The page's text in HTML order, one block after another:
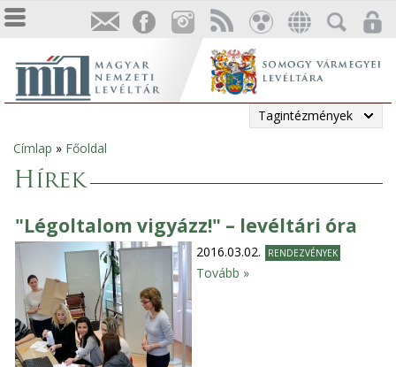
Tagintézmények
Jelenlegi
hely
Címlap » Főoldal
Hírek
"Légoltalom vigyázz!" – levéltári óra
2016.03.02. RENDEZVÉNYEK
Tovább »